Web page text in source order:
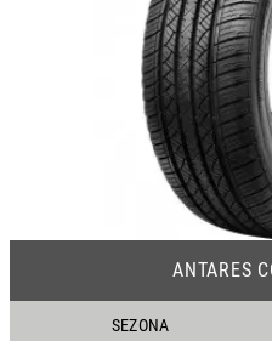
ANTARES
SEZONA